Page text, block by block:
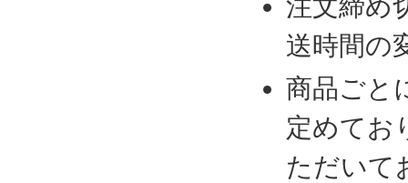
送時間の
商品ごと
定めてお
ただいて